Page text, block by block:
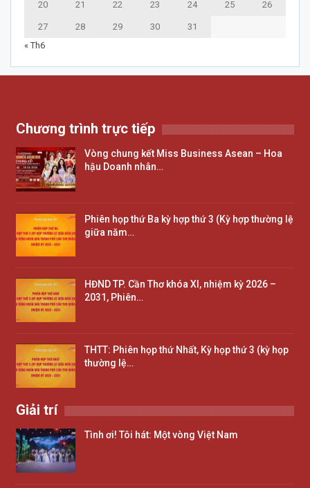
20 21 22 23 24 25 26
27 28 29 30
31
« Th6
Chương trình trực tiếp
Vòng chung kết Miss Business Asean – Hoa
hậu Doanh nhân…
Phiên họp thứ Ba kỳ hợp thứ 3 (Kỳ hợp thường lệ
giữa năm…
HĐND TP. Cần Thơ khóa XI, nhiệm kỳ 2026 –
2031, Phiên…
THTT: Phiên họp thứ Nhất, Kỳ họp thứ 3 (kỳ họp
thường lệ…
Giải trí
Tình ơi! Tôi hát: Một vòng Việt Nam